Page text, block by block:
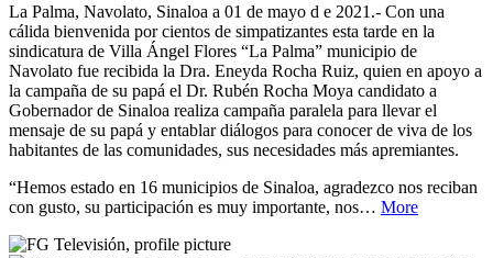
La Palma, Navolato, Sinaloa a 01 de mayo d e 2021.- Con una
cálida bienvenida por cientos de simpatizantes esta tarde en la
sindicatura de Villa Ángel Flores “La Palma” municipio de
Navolato fue recibida la Dra. Eneyda Rocha Ruiz, quien en apoyo a
la campaña de su papá el Dr. Rubén Rocha Moya candidato a
Gobernador de Sinaloa realiza campaña paralela para llevar el
mensaje de su papá y entablar diálogos para conocer de viva de los
habitantes de las comunidades, sus necesidades más apremiantes.
“Hemos estado en 16 municipios de Sinaloa, agradezco nos reciban
con gusto, su participación es muy importante, nos… More